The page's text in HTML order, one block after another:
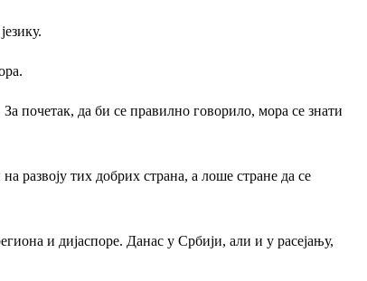
почетак, да би се правилно говорило, мора се знати
развоју тих добрих страна, а лоше стране да се
и дијаспоре. Данас у Србији, али и у расејању,